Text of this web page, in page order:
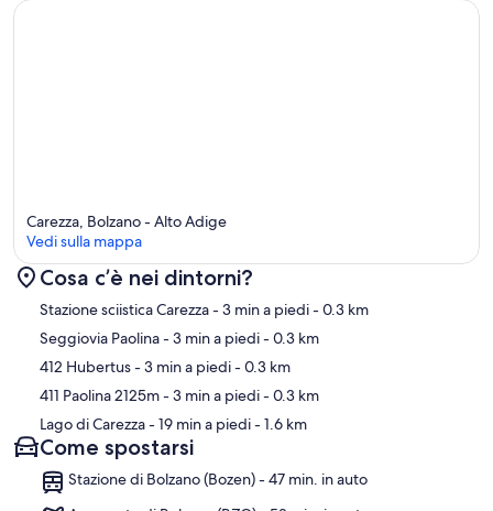
Mappa
Carezza, Bolzano - Alto Adige
Vedi sulla mappa
Cosa c’è nei dintorni?
Stazione sciistica Carezza- 3 min a piedi- 0.3 km
Seggiovia Paolina- 3 min a piedi- 0.3 km
412 Hubertus- 3 min a piedi- 0.3 km
411 Paolina 2125m- 3 min a piedi- 0.3 km
Lago di Carezza- 19 min a piedi- 1.6 km
Come spostarsi
Stazione di Bolzano (Bozen) - 47 min. in auto